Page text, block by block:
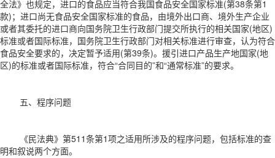
全法》也规定，进口的食品应当符合我国食品安全国家标准(第38条第1
款)；进口尚无食品安全国家标准的食品，由境外出口商、境外生产企业
或者其委托的进口商向国务院卫生行政部门提交所执行的相关国家(地区)
标准或者国际标准，国务院卫生行政部门对相关标准进行审查，认为符合
食品安全要求的，决定暂予适用(第39条)。援引进口产品生产地国家(地
区)的标准或者国际标准，符合“合同目的”和“通常标准”的要求。
五、程序问题
《民法典》第511条第1项之适用所涉及的程序问题，包括标准的查
明和叙说两个方面。